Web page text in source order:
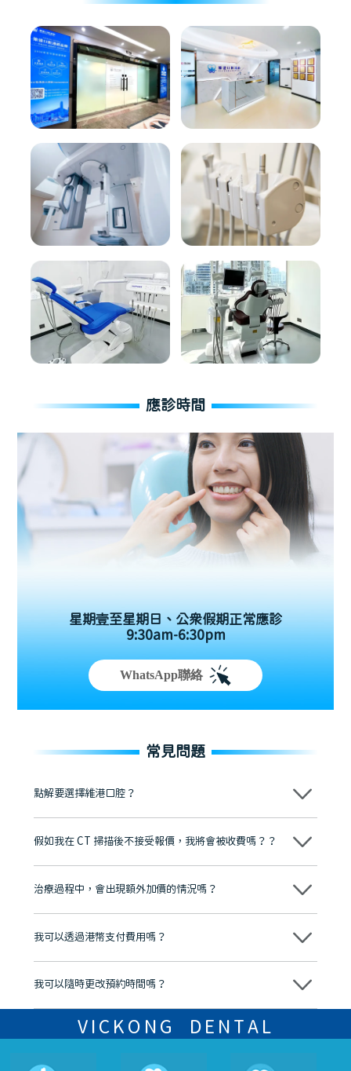
應診時間
星期壹至星期日、公眾假期正常應診
9:30am-6:30pm
WhatsApp聯絡
常見問題
點解要選擇維港口腔？
維港口腔踐行「醫道濟世」的大學校訓，各分院匯聚來自香港、內地的
牌」、「2025香港企業領袖品牌」，是諾貝爾種植系統全球放心植牙中
至今已服務超過三十個國家和地區的顧客，受到粵港澳大灣區及周邊城
市市民極高的口碑評價及信任推薦 珠海、深圳設有八大分院，香港亦設
有咨詢及服務保障中心，有任何問題都可以隨時預約免費咨詢，讓人十
假如我在 CT 掃描後不接受報價，我將會被收費嗎？？
不會！只要未開始實際服務之前，你不會被收取任何費用。
治療過程中，會出現額外加價的情況嗎？
不會，治療前我們會詳細說明治療方案及對應的價錢，顧客同意並簽字
我可以透過港幣支付費用嗎？
可以。維港口腔會按照當日匯率轉算收取費用，而匯率會及時告知客人
我可以隨時更改預約時間嗎？
可以，請盡早通過wechat或whatsapp聯絡我們，告知我們你原本預約
的時間及資料，並且重新預約的日期及時段
VICKONG DENTAL